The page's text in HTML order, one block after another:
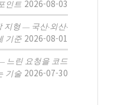
인트 2026-08-03
지형 — 국산·외산·
기준 2026-08-01
느린 요청을 코드
기술 2026-07-30